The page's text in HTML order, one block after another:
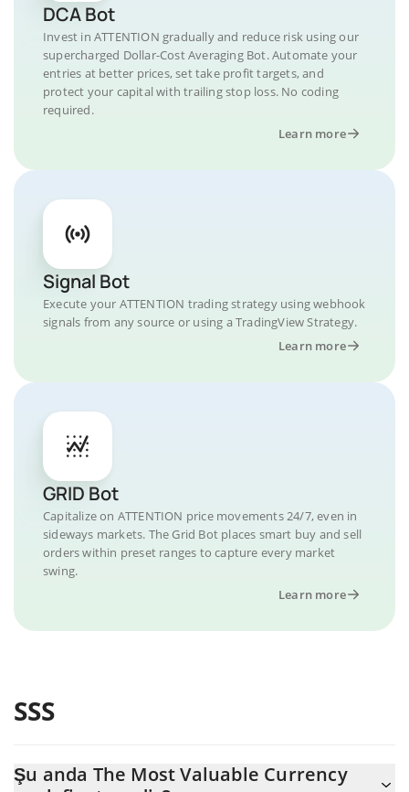
DCA Bot
Invest in ATTENTION gradually and reduce risk using our
supercharged Dollar-Cost Averaging Bot. Automate your
entries at better prices, set take profit targets, and
protect your capital with trailing stop loss. No coding
required.
Learn more
Signal Bot
Execute your ATTENTION trading strategy using webhook
signals from any source or using a TradingView Strategy.
Learn more
GRID Bot
Capitalize on ATTENTION price movements 24/7, even in
sideways markets. The Grid Bot places smart buy and sell
orders within preset ranges to capture every market
swing.
Learn more
SSS
Şu anda The Most Valuable Currency